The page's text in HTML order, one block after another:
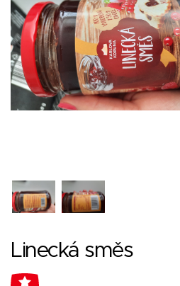
Linecká směs